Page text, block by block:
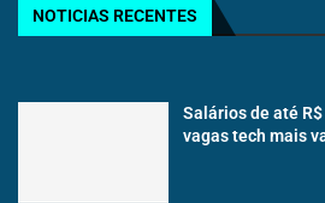
NOTICIAS RECENTES
Salários de até
vagas tech mais